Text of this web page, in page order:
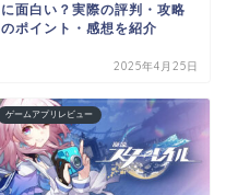
に面白い？実際の評判・攻略
のポイント・感想を紹介
2025年4月25日
ゲームアプリレビュー